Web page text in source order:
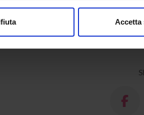
il tuo consenso in qualsiasi momento
Accetta